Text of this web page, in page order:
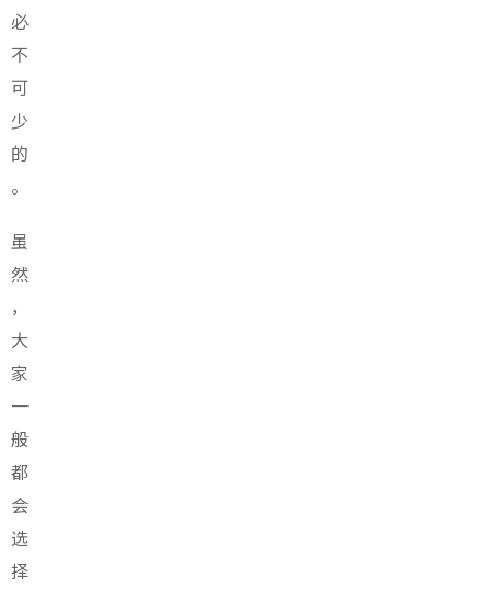
必
不
可
少
的
。
虽
然
，
大
家
一
般
都
会
选
择